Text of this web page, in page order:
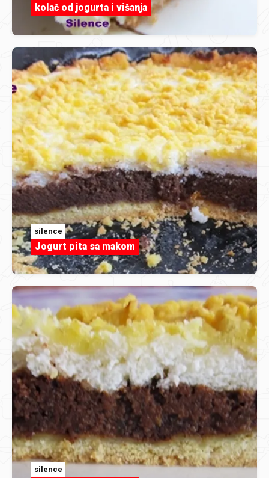
kolač od jogurta i višanja
silence
Jogurt pita sa makom
silence